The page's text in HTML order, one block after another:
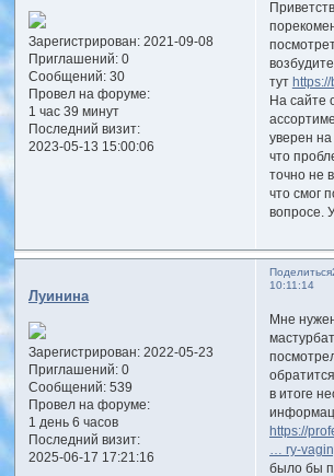
Зарегистрирован: 2021-09-08
Приглашений:0
Сообщений:30
Провел на форуме:
1 час 39 минут
Последний визит:
2023-05-13 15:00:06
тут
На сайте
уверен на
что
точно не
что смог
вопросе.
Поделиться
10:11:14
Луинина
Зарегистрирован: 2022-05-23
Приглашений:0
Сообщений:539
Провел на форуме:
1 день 6 часов
Последний визит:
2025-06-17 17:21:16
Мне
в итоге
https://
… ry-
было бы